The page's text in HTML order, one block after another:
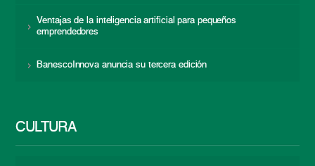
Ventajas de la inteligencia artificial para pequeños
emprendedores
BanescoInnova anuncia su tercera edición
CULTURA